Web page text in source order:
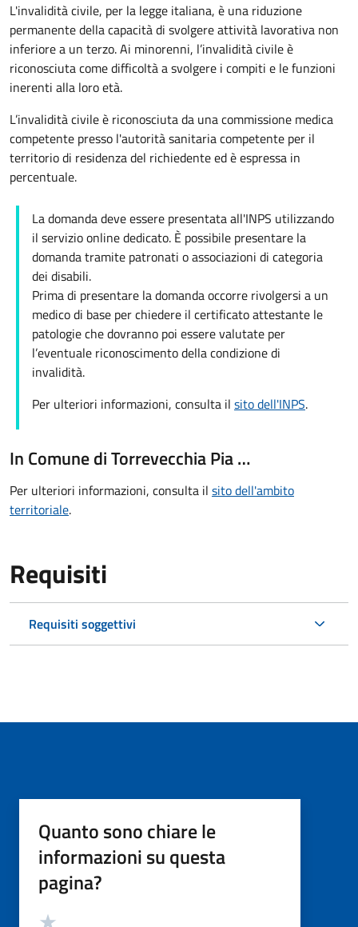
L'invalidità civile, per la legge italiana, è una riduzione
permanente della capacità di svolgere attività lavorativa non
inferiore a un terzo. Ai minorenni, l’invalidità civile è
riconosciuta come difficoltà a svolgere i compiti e le funzioni
inerenti alla loro età.
L’invalidità civile è riconosciuta da una commissione medica
competente presso l'autorità sanitaria competente per il
territorio di residenza del richiedente ed è espressa in
percentuale.
La domanda deve essere presentata all'INPS utilizzando
il servizio online dedicato. È possibile presentare la
domanda tramite patronati o associazioni di categoria
dei disabili.
Prima di presentare la domanda occorre rivolgersi a un
medico di base per chiedere il certificato attestante le
patologie che dovranno poi essere valutate per
l’eventuale riconoscimento della condizione di
invalidità.
Per ulteriori informazioni, consulta il sito dell'INPS.
In Comune di Torrevecchia Pia …
Per ulteriori informazioni, consulta il sito dell'ambito
territoriale.
Requisiti
Requisiti soggettivi
Quanto sono chiare le
informazioni su questa
pagina?
Valutazione